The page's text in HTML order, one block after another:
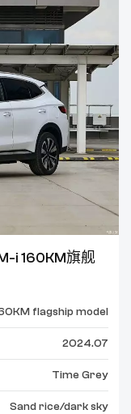
i 160KM旗舰
flagship model
2024.07
Time Grey
Sand rice/dark sky